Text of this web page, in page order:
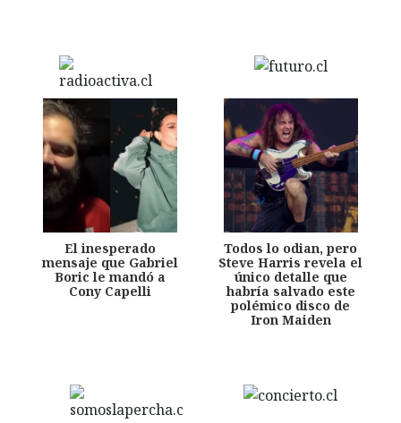
El inesperado
mensaje que Gabriel
Boric le mandó a
Cony Capelli
Todos lo odian, pero
Steve Harris revela el
único detalle que
habría salvado este
polémico disco de
Iron Maiden